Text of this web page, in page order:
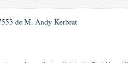
de M. Andy Kerbrat